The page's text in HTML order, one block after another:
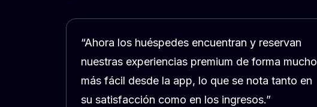
“Ahora los huéspedes encuentran y reservan
nuestras experiencias premium de forma mucho
más fácil desde la app, lo que se nota tanto en
su satisfacción como en los ingresos.”